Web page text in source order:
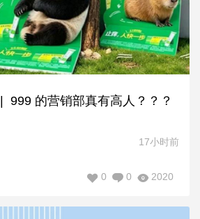
999 的营销部真有高人？？？
17小时前
2020
0
0